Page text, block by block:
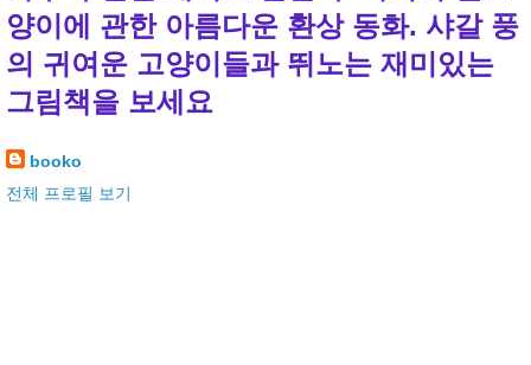
양이에 관한 아름다운 환상 동화. 샤갈 풍
의 귀여운 고양이들과 뛰노는 재미있는
그림책을 보세요
booko
전체 프로필 보기